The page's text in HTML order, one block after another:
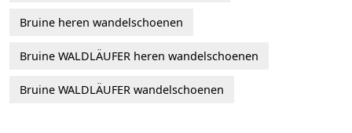
Bruine heren wandelschoenen
Bruine WALDLÄUFER heren wandelschoenen
Bruine WALDLÄUFER wandelschoenen